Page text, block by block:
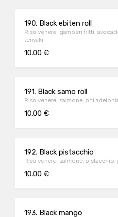
190. Black ebiten roll
Riso venere, gamberi fritti,
teriyaki
10.00 €
191. Black samo roll
Riso venere, salmone, philadelphia
10.00 €
192. Black pistacchio
Riso venere, salmone, pistacchio,
10.00 €
193. Black mango